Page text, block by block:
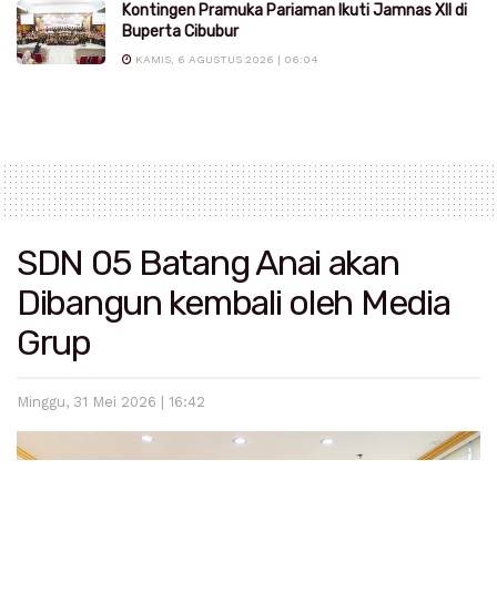
Kontingen Pramuka Pariaman Ikuti Jamnas XII di
Buperta Cibubur
KAMIS, 6 AGUSTUS 2026 | 06:04
SDN 05 Batang Anai akan
Dibangun kembali oleh Media
Grup
Minggu, 31 Mei 2026 | 16:42